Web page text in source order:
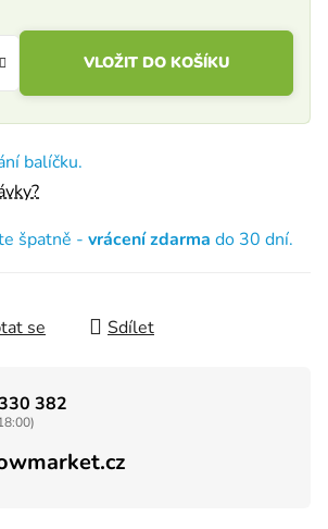
VLOŽIT DO KOŠÍKU
balíčku.
špatně - vrácení zdarma do 30 dní.
se Sdílet
382